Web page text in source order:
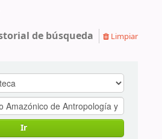
de búsqueda Limpiar
Ir